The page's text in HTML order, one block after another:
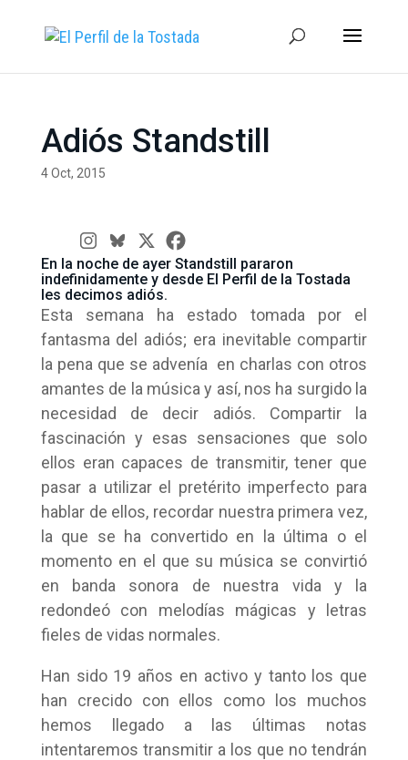
Adiós Standstill
4 Oct, 2015
En la noche de ayer Standstill pararon
indefinidamente y desde El Perfil de la Tostada
les decimos adiós.
Esta semana ha estado tomada por el
fantasma del adiós; era inevitable compartir
la pena que se advenía en charlas con otros
amantes de la música y así, nos ha surgido la
necesidad de decir adiós. Compartir la
fascinación y esas sensaciones que solo
ellos eran capaces de transmitir, tener que
pasar a utilizar el pretérito imperfecto para
hablar de ellos, recordar nuestra primera vez,
la que se ha convertido en la última o el
momento en el que su música se convirtió
en banda sonora de nuestra vida y la
redondeó con melodías mágicas y letras
fieles de vidas normales.
Han sido 19 años en activo y tanto los que
han crecido con ellos como los muchos
hemos llegado a las últimas notas
intentaremos transmitir a los que no tendrán